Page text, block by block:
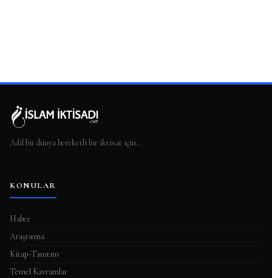
Adil bir dünya bereketli bir iktisat için…
KONULAR
Haber
Araştırma
Kitap-Tanıtım
Temel Kavramlar